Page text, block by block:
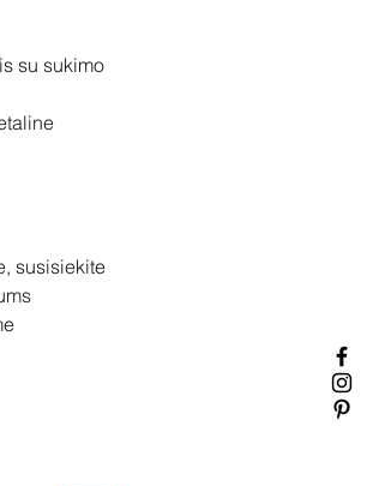
su sukimo
susisiekite